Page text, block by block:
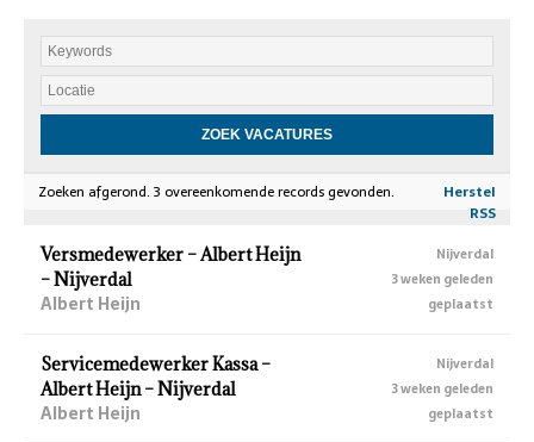
Zoeken afgerond. 3 overeenkomende records gevonden.
Herstel
RSS
Versmedewerker – Albert Heijn
– Nijverdal
Albert Heijn
Nijverdal
3 weken geleden
geplaatst
Servicemedewerker Kassa –
Albert Heijn – Nijverdal
Albert Heijn
Nijverdal
3 weken geleden
geplaatst